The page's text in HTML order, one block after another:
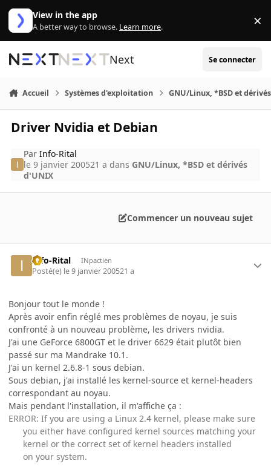
Aller au contenu
View in the app
A better way to browse. Learn more. ×
Next Se connecter
Accueil Systèmes d'exploitation GNU/Linux, *BSD et
Driver Nvidia et Debian
ParInfo-Rital
le 9 janvier 200521 a dans GNU/Linux, *BSD et dérivés
d'UNIX
Commencer un nouveau sujet
Info-Rital INpactien
Posté(e) le 9 janvier 200521 a
Bonjour tout le monde !
Après avoir enfin réglé mes problèmes de noyau, je suis
confronté à un nouveau problème, les drivers nvidia.
J'ai une GeForce 6800GT et le driver 6629 était plutôt bien
passé sur ma Mandrake 10.1.
J'ai un kernel 2.6.8-1 sous debian.
Sous debian, j'ai installé les kernel-source et kernel-headers
correspondant au noyau.
Mais pendant l'installation, il m'affiche ça :
ERROR: If you are using a Linux 2.4 kernel, please make sure
you either have configured kernel sources matching your
kernel or the correct set of kernel headers installed
on your system.